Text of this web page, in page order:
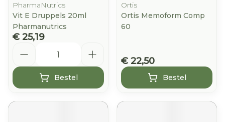
PharmaNutrics
Vit E Druppels 20ml
Pharmanutrics
€ 25,19
Bestel
Ortis
Ortis Memoform Comp
60
€ 22,50
Bestel